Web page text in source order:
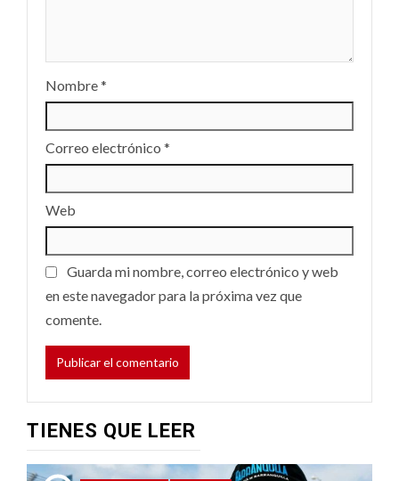
Nombre*
Correo electrónico *
Web
Guarda mi nombre, correo electrónico y web
en este navegador para la próxima vez que
comente.
TIENES QUE LEER